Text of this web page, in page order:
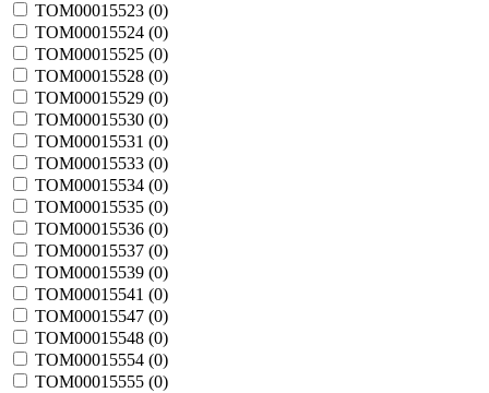
TOM00015523 (0)
TOM00015524 (0)
TOM00015525 (0)
TOM00015528 (0)
TOM00015529 (0)
TOM00015530 (0)
TOM00015531 (0)
TOM00015533 (0)
TOM00015534 (0)
TOM00015535 (0)
TOM00015536 (0)
TOM00015537 (0)
TOM00015539 (0)
TOM00015541 (0)
TOM00015547 (0)
TOM00015548 (0)
TOM00015554 (0)
TOM00015555 (0)